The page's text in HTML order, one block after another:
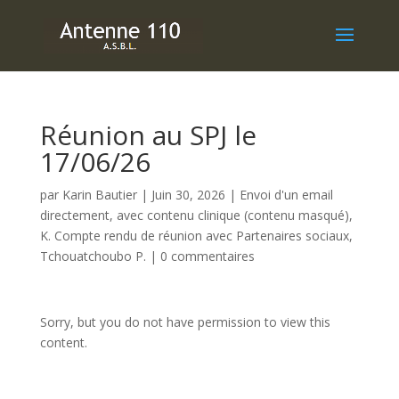
Réunion au SPJ le
17/06/26
par Karin Bautier| Juin 30, 2026 | Envoi d'un email
directement, avec contenu clinique (contenu masqué),
K. Compte rendu de réunion avec Partenaires sociaux,
Tchouatchoubo P. | 0 commentaires
Sorry, but you do not have permission to view this
content.